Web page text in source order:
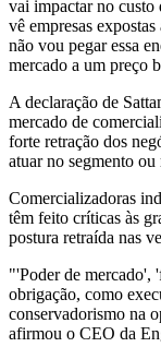
vai impactar no custo
vê empresas
não vou pegar essa
mercado a um preço
A declaração de
mercado de
forte retração dos
atuar no segmento ou
Comercializadoras
têm feito críticas às
postura retraída nas
"'Poder de mercado',
obrigação, como
conservadorismo na
afirmou o CEO da